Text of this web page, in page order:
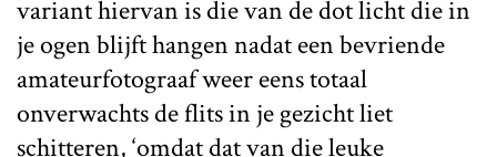
variant hiervan is die van de dot licht die in
je ogen blijft hangen nadat een bevriende
amateurfotograaf weer eens totaal
onverwachts de flits in je gezicht liet
schitteren, ‘omdat dat van die leuke